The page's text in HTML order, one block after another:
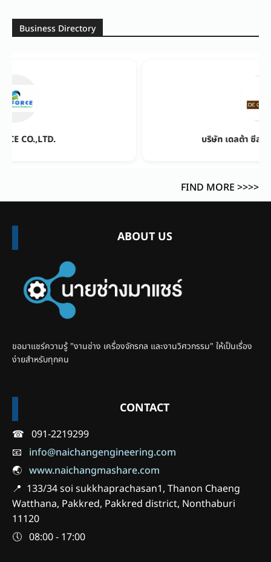
Business Directory
บริษัท เดลต้า ซีล อัลไลแอนซ์ จำกัด
FIND MORE >>>>
ABOUT US
ขอมาแชร์ความรู้ "งานช่าง เครื่องจักรกล และงานวิศวกรรม" ให้เป็นเรื่อง
ง่ายสำหรับทุกคน
CONTACT
☎ 091-2219299
📧 info@naichangengineering.com
🌏 www.naichangmashare.com
📍 133/34 soi sukkhaprachasan1, Thanon Chaeng
Watthana, Pakkred, Pakkred district, Nonthaburi
11120
🕔 08:00 - 17:00